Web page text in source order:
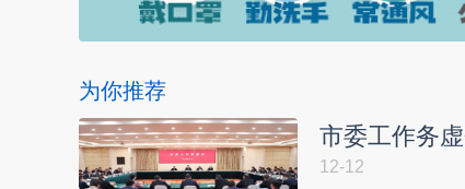
为你推荐
市委工作务
12-12